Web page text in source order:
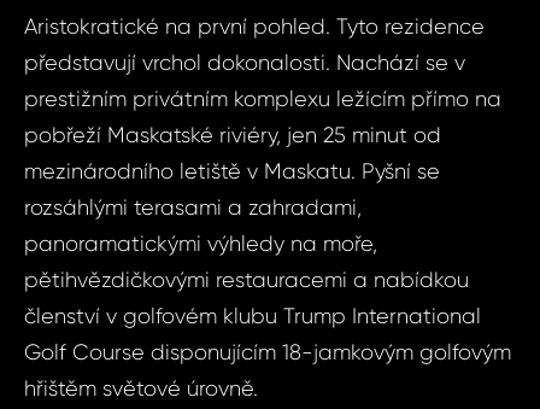
Aristokratické na první pohled. Tyto rezidence
představují vrchol dokonalosti. Nachází se v
prestižním privátním komplexu ležícím přímo na
pobřeží Maskatské riviéry, jen 25 minut od
mezinárodního letiště v Maskatu. Pyšní se
rozsáhlými terasami a zahradami,
panoramatickými výhledy na moře,
pětihvězdičkovými restauracemi a nabídkou
členství v golfovém klubu Trump International
Golf Course disponujícím 18-jamkovým golfovým
hřištěm světové úrovně.
ID1855 -
3+kk,